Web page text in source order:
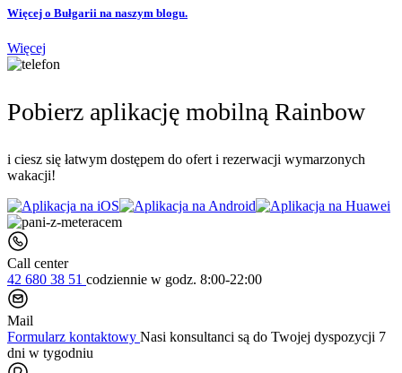
Więcej o Bułgarii na naszym blogu.
Więcej
Pobierz aplikację mobilną Rainbow
i ciesz się łatwym dostępem do ofert i rezerwacji wymarzonych
wakacji!
Call center
42 680 38 51 codziennie w godz. 8:00-22:00
Mail
Formularz kontaktowy Nasi konsultanci są do Twojej dyspozycji 7
dni w tygodniu